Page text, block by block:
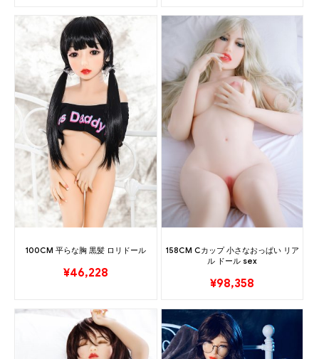
100CM 平らな胸 黒髪 ロリドール
¥46,228
158CM Cカップ 小さなおっぱい リア
ル ドール sex
¥98,358